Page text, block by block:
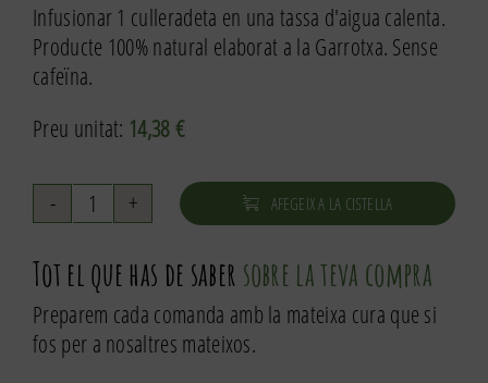
Infusionar 1 culleradeta en una tassa d'aigua calenta.
Producte 100% natural elaborat a la Garrotxa. Sense
cafeïna.
Preu unitat: 14,38€
quantitat
Llauna
Hibiscus
130gr
AFEGEIX A LA CISTELLA
Tot el que has de saber sobre la teva compra
Preparem cada comanda amb la mateixa cura que si
fos per a nosaltres mateixos.